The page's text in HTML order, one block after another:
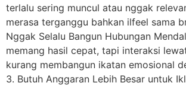
terlalu sering muncul atau nggak
merasa terganggu bahkan ilfeel sama
Nggak Selalu Bangun Hubungan
memang hasil cepat, tapi interaksi
kurang membangun ikatan emosional
3. Butuh Anggaran Lebih Besar untuk